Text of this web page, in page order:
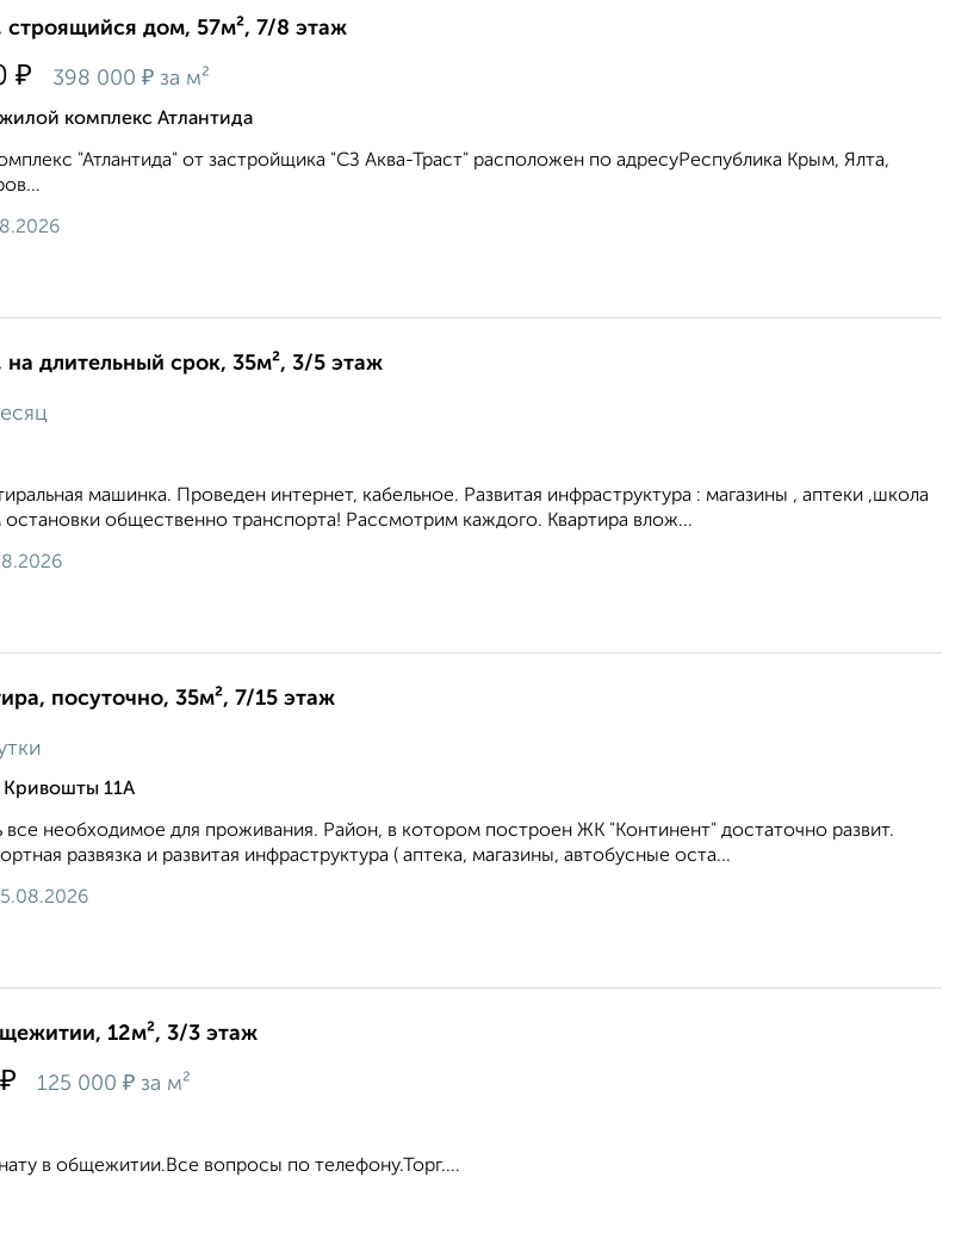
строящийся дом, 57м², 7/8 этаж
₽ 398 000 ₽ за м²
комплекс Атлантида
"Атлантида" от застройщика "СЗ Аква-Траст" расположен по адресуРеспублика Крым, Ялта,
на длительный срок, 35м², 3/5 этаж
машинка. Проведен интернет, кабельное. Развитая инфраструктура : магазины , аптеки ,школа
остановки общественно транспорта! Рассмотрим каждого. Квартира влож...
посуточно, 35м², 7/15 этаж
11А
все необходимое для проживания. Район, в котором построен ЖК "Континент" достаточно развит.
развязка и развитая инфраструктура ( аптека, магазины, автобусные оста...
12м², 3/3 этаж
₽ 125 000 ₽ за м²
в общежитии.Все вопросы по телефону.Торг....